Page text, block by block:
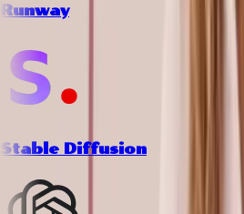
Runway
Stable Diffusion